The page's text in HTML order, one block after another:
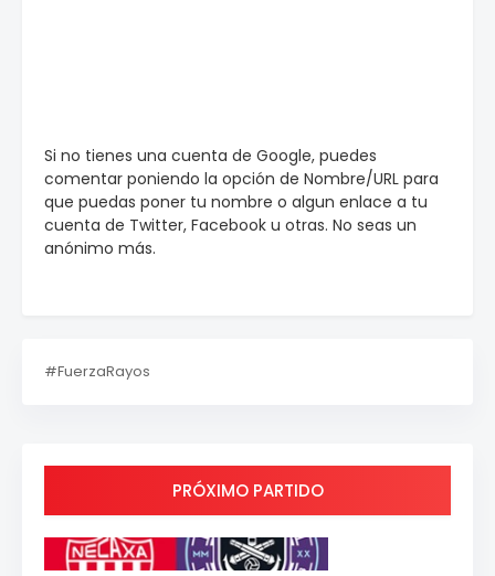
Si no tienes una cuenta de Google, puedes
comentar poniendo la opción de Nombre/URL para
que puedas poner tu nombre o algun enlace a tu
cuenta de Twitter, Facebook u otras. No seas un
anónimo más.
#FuerzaRayos
PRÓXIMO PARTIDO